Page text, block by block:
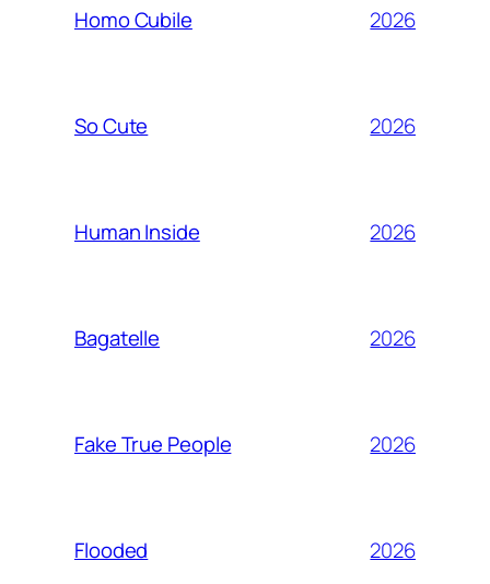
Homo Cubile 2026
So Cute 2026
Human Inside 2026
Bagatelle 2026
Fake True People 2026
Flooded 2026